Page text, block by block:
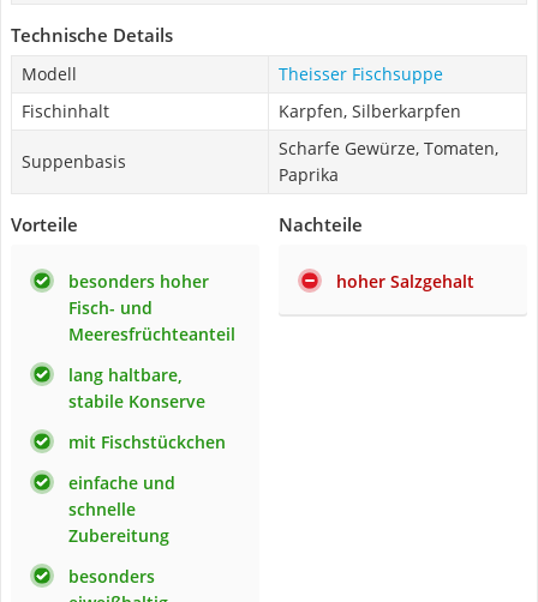
Technische Details
Modell
Theisser Fischsuppe
Fischinhalt
Karpfen, Silberkarpfen
Suppenbasis
Scharfe Gewürze, Tomaten,
Paprika
Vorteile
besonders hoher
Fisch- und
Meeresfrüchteanteil
lang haltbare,
stabile Konserve
mit Fischstückchen
einfache und
schnelle
Zubereitung
besonders
Nachteile
hoher Salzgehalt